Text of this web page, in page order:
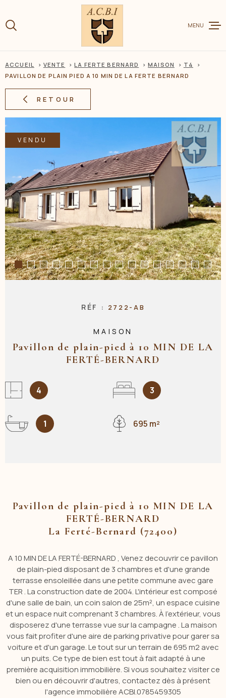
lamenu
contenu
VENTE
CHARME
ESTIMER
BIEN
BIENS
NOS
MENU
ACCUEIL VENTE LA FERTE BERNARD MAISON
T4
PAVILLON DE PLAIN PIED A 10 MIN DE LA FERTE BERNARD
RETOUR
VENDU
RÉF : 2722-AB
MAISON
Pavillon de plain-pied à 10 MIN DE LA
FERTÉ-BERNARD
4 3
1 695 m²
Pavillon de plain-pied à 10 MIN DE LA
FERTÉ-BERNARD
La Ferté-Bernard (72400)
A 10 MIN DE LA FERTÉ-BERNARD , Venez decouvrir ce pavillon
de plain-pied disposant de 3 chambres et d'une grande
terrasse ensoleillée dans une petite commune avec gare
TER . La construction date de 2004. L'intérieur est composé
d'une salle de bain, un coin salon de 25m², un espace cuisine
et un espace nuit comprenant 3 chambres. À l'extérieur, vous
disposerez d'une terrasse vue sur la campagne . La maison
vous fait profiter d'une aire de parking privative pour garer sa
voiture et d'un garage. Le tout sur un terrain de 695 m2 avec
un puits. Ce type de bien est tout à fait adapté à une
première acquisition immobilière. Si vous souhaitez visiter ce
bien ou en découvrir d'autres, contactez dès à présent
l'agence immobilière ACBI.0785459305